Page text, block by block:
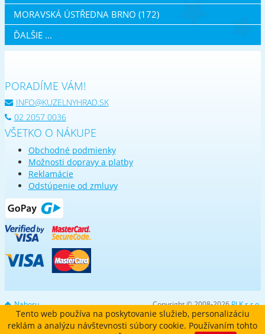
MORAVSKÁ ÚSTŘEDNA BRNO (172)
ĎALŠIE ...
PORADÍME VÁM!
INFO@KUZELNYHRAD.SK
02 2057 0036
VŠETKO O NÁKUPE
Obchodné podmienky
Možnosti dopravy a platby
Reklamácie
Odstúpenie od zmluvy
Nahoru Copyright © 2008-2026PLK s.r.o.
Tento web používa na poskytovanie služieb, personalizáciu
reklám a analýzu návštevnosti súbory cookie. Používaním tohto